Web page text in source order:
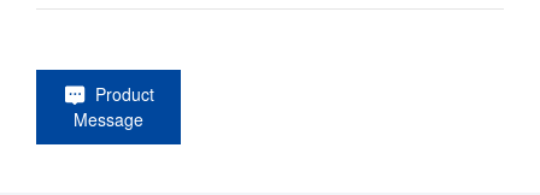
Product
Message